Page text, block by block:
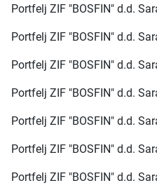
Portfelj ZIF "BOSFIN" d.d.
Portfelj ZIF "BOSFIN" d.d.
Portfelj ZIF "BOSFIN" d.d.
Portfelj ZIF "BOSFIN" d.d.
Portfelj ZIF "BOSFIN" d.d.
Portfelj ZIF "BOSFIN" d.d.
Portfelj ZIF "BOSFIN" d.d.